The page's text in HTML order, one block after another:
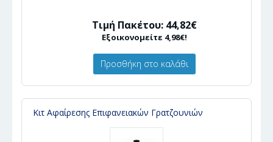
Τιμή Πακέτου: 44,82€
Εξοικονομείτε 4,98€!
Προσθήκη στο καλάθι
Κιτ Αφαίρεσης Επιφανειακών Γρατζουνιών